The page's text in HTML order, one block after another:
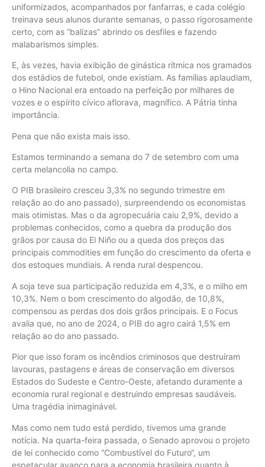
uniformizados, acompanhados por fanfarras, e cada colégio
treinava seus alunos durante semanas, o passo rigorosamente
certo, com as “balizas” abrindo os desfiles e fazendo
malabarismos simples.
E, às vezes, havia exibição de ginástica rítmica nos gramados
dos estádios de futebol, onde existiam. As famílias aplaudiam,
o Hino Nacional era entoado na perfeição por milhares de
vozes e o espírito cívico aflorava, magnífico. A Pátria tinha
importância.
Pena que não exista mais isso.
Estamos terminando a semana do 7 de setembro com uma
certa melancolia no campo.
O PIB brasileiro cresceu 3,3% no segundo trimestre em
relação ao do ano passado), surpreendendo os economistas
mais otimistas. Mas o da agropecuária caiu 2,9%, devido a
problemas conhecidos, como a quebra da produção dos
grãos por causa do El Niño ou a queda dos preços das
principais commodities em função do crescimento da oferta e
dos estoques mundiais. A renda rural despencou.
A soja teve sua participação reduzida em 4,3%, e o milho em
10,3%. Nem o bom crescimento do algodão, de 10,8%,
compensou as perdas dos dois grãos principais. E o Focus
avalia que, no ano de 2024, o PIB do agro cairá 1,5% em
relação ao do ano passado.
Pior que isso foram os incêndios criminosos que destruíram
lavouras, pastagens e áreas de conservação em diversos
Estados do Sudeste e Centro-Oeste, afetando duramente a
economia rural regional e destruindo empresas saudáveis.
Uma tragédia inimaginável.
Mas como nem tudo está perdido, tivemos uma grande
notícia. Na quarta-feira passada, o Senado aprovou o projeto
de lei conhecido como “Combustível do Futuro“, um
espetacular avanço para a economia brasileira quanto à